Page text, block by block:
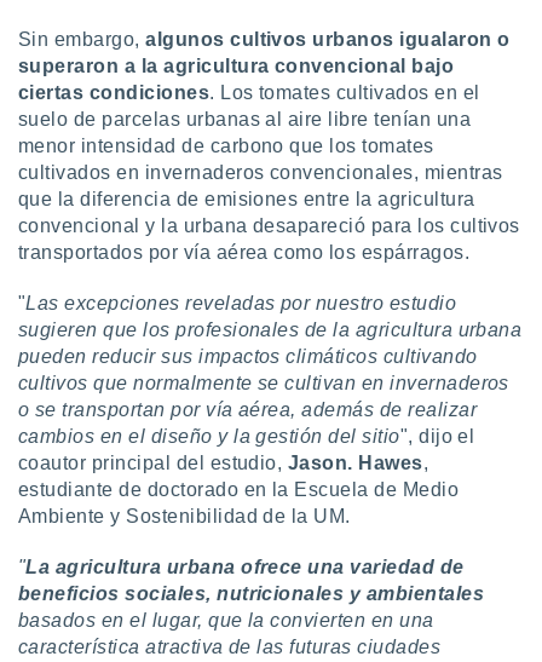
o
aunque
no
Puedes
acceder a
web a
abono
únicos
este sitio
IP
de
Sin embargo,algunos cultivos urbanos igualaron o
superaron a la agricultura convencional bajo
ciertas condiciones. Los tomates cultivados en el
suelo de parcelas urbanas al aire libre tenían una
menor intensidad de carbono que los tomates
cultivados en invernaderos convencionales, mientras
que la diferencia de emisiones entre la agricultura
convencional y la urbana desapareció para los cultivos
transportados por vía aérea como los espárragos.
"Las excepciones reveladas por nuestro estudio
sugieren que los profesionales de la agricultura urbana
pueden reducir sus impactos climáticos cultivando
cultivos que normalmente se cultivan en invernaderos
o se transportan por vía aérea, además de realizar
cambios en el diseño y la gestión del sitio", dijo el
coautor principal del estudio, Jason. Hawes,
estudiante de doctorado en la Escuela de Medio
Ambiente y Sostenibilidad de la UM.
"La agricultura urbana ofrece una variedad de
beneficios sociales, nutricionales y ambientales
basados en el lugar, que la convierten en una
característica atractiva de las futuras ciudades